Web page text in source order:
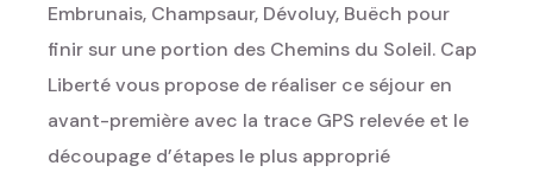
Embrunais, Champsaur, Dévoluy, Buëch pour
finir sur une portion des Chemins du Soleil. Cap
Liberté vous propose de réaliser ce séjour en
avant-première avec la trace GPS relevée et le
découpage d’étapes le plus approprié